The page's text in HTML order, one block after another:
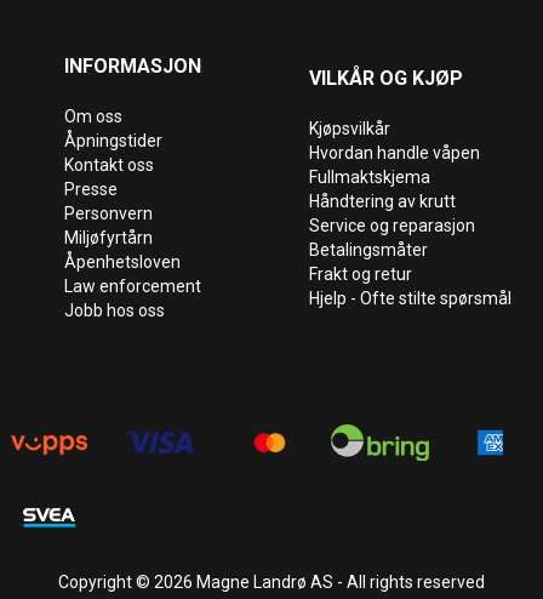
INFORMASJON
Om oss
Åpningstider
Kontakt oss
Presse
Personvern
Miljøfyrtårn
Åpenhetsloven
Law enforcement
Jobb hos oss
VILKÅR OG KJØP
Kjøpsvilkår
Hvordan handle våpen
Fullmaktskjema
Håndtering av krutt
Service og reparasjon
Betalingsmåter
Frakt og retur
Hjelp - Ofte stilte spørsmål
Copyright © 2026 Magne Landrø AS - All rights reserved